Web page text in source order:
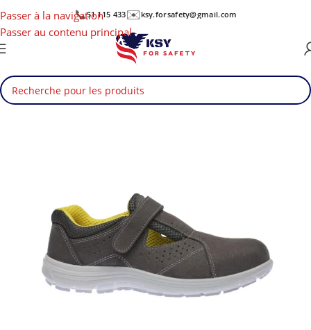
Passer à la navigation
Passer au contenu principal
📞51 115 433✉️ ksy.forsafety@gmail.com